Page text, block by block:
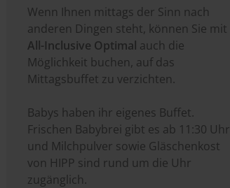
Wenn Ihnen mittags der Sinn nach
anderen Dingen steht, können Sie mit
All-Inclusive Optimal auch die
Möglichkeit buchen, auf das
Mittagsbuffet zu verzichten.
Babys haben ihr eigenes Buffet.
Frischen Babybrei gibt es ab 11:30 Uhr
und Milchpulver sowie Gläschenkost
von HIPP sind rund um die Uhr
zugänglich.